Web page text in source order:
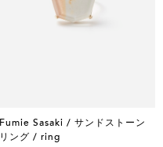
Fumie Sasaki / サンドストーン
リング / ring